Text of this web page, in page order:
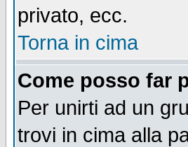
privato, ecc.
Torna in cima
Come posso far
Per unirti ad un
trovi in cima alla